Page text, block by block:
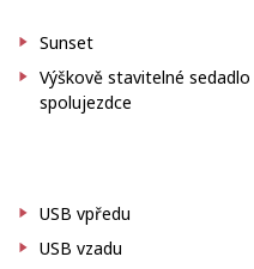
Sunset
Výškově stavitelné
spolujezdce
USB vpředu
USB vzadu